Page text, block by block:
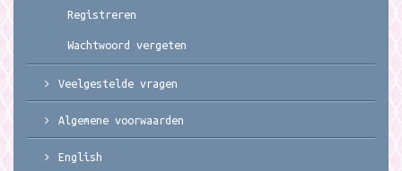
Registreren
Wachtwoord vergeten
Veelgestelde vragen
Algemene voorwaarden
English